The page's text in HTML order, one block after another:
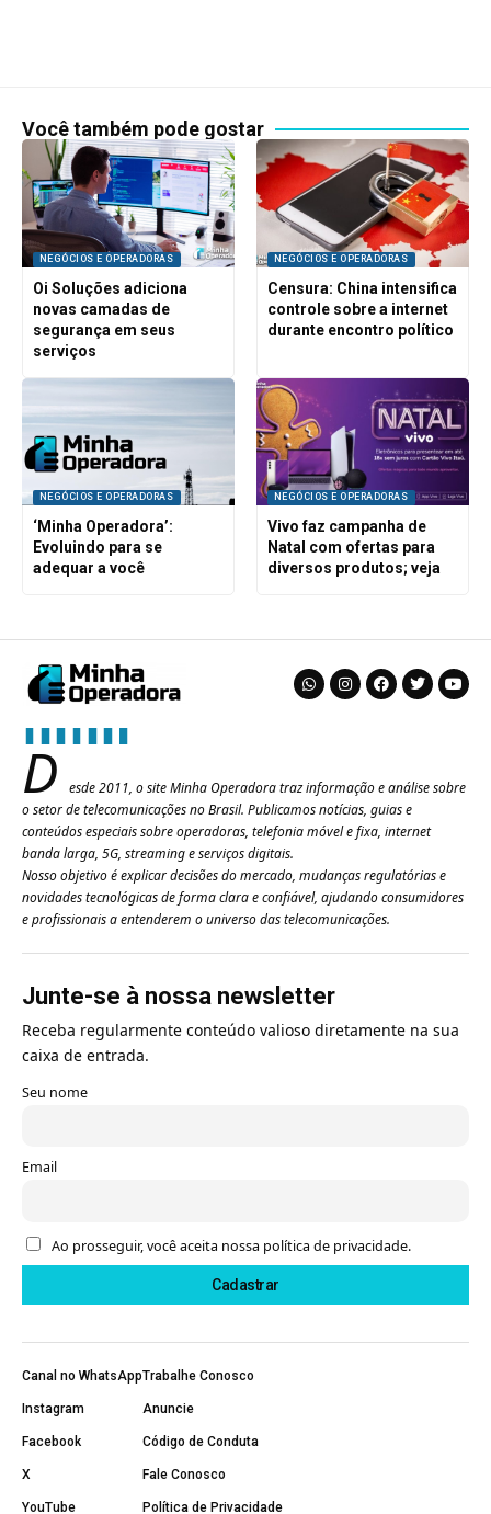
Você também pode gostar
NEGÓCIOS E OPERADORAS
Oi Soluções adiciona
novas camadas de
segurança em seus
serviços
NEGÓCIOS E OPERADORAS
Censura: China intensifica
controle sobre a internet
durante encontro político
NEGÓCIOS E OPERADORAS
‘Minha Operadora’:
Evoluindo para se
adequar a você
NEGÓCIOS E OPERADORAS
Vivo faz campanha de
Natal com ofertas para
diversos produtos; veja
D
esde 2011, o site Minha Operadora traz informação e análise sobre
o setor de telecomunicações no Brasil. Publicamos notícias, guias e
conteúdos especiais sobre operadoras, telefonia móvel e fixa, internet
banda larga, 5G, streaming e serviços digitais.
Nosso objetivo é explicar decisões do mercado, mudanças regulatórias e
novidades tecnológicas de forma clara e confiável, ajudando consumidores
e profissionais a entenderem o universo das telecomunicações.
Junte-se à nossa newsletter
Receba regularmente conteúdo valioso diretamente na sua
caixa de entrada.
Seu nome
Email
Ao prosseguir, você aceita nossa política de privacidade.
Canal no WhatsApp
Instagram
Facebook
X
YouTube
Trabalhe Conosco
Anuncie
Código de Conduta
Fale Conosco
Política de Privacidade